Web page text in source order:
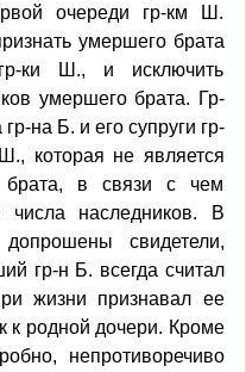
очереди гр-км Ш.
умершего брата
ки Ш., и исключить
умершего брата. Гр-
на Б. и его супруги гр-
которая не является
брата, в связи с чем
наследников. В
свидетели,
гр-н Б. всегда считал
жизни признавал ее
к родной дочери. Кроме
непротиворечиво